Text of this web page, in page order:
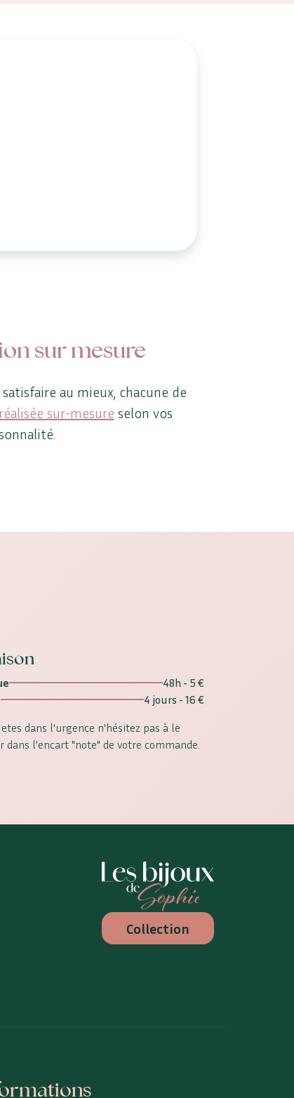
sur mesure
au mieux, chacune de
réalisée sur-mesure selon vos
48h - 5 €
4 jours - 16 €
etes dans l'urgence n'hésitez pas à le
dans l'encart "note" de votre commande.
Les Bijoux de Sophie
Collection